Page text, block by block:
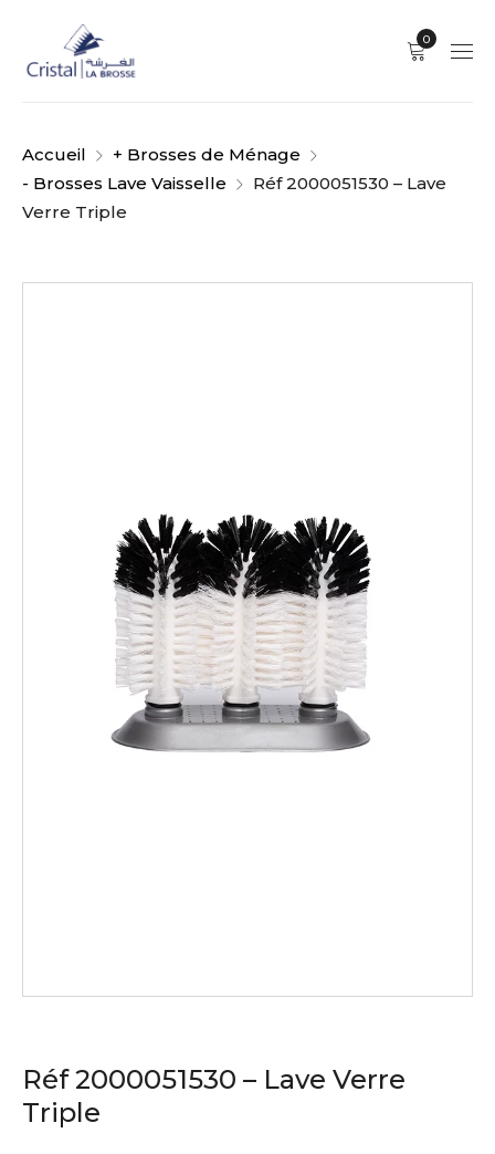
0
Accueil
+ Brosses de Ménage
- Brosses Lave Vaisselle
Réf 2000051530 – Lave
Verre Triple
Réf 2000051530 – Lave Verre
Triple